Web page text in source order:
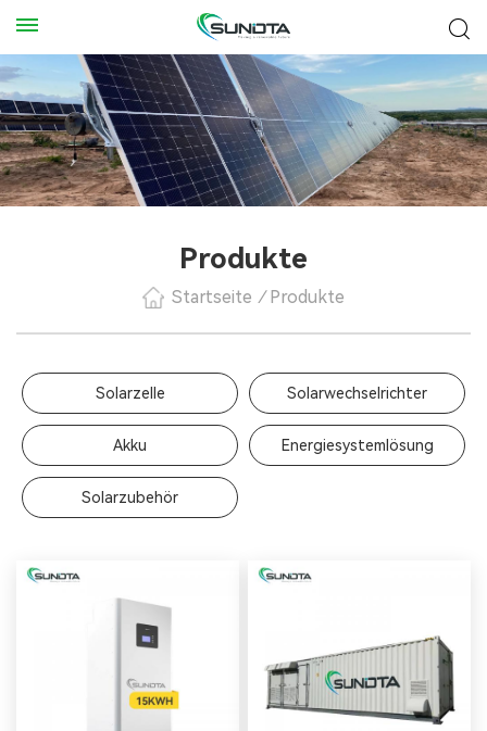
Produkte
Startseite / Produkte
Solarzelle Solarwechselrichter
Akku Energiesystemlösung
Solarzubehör